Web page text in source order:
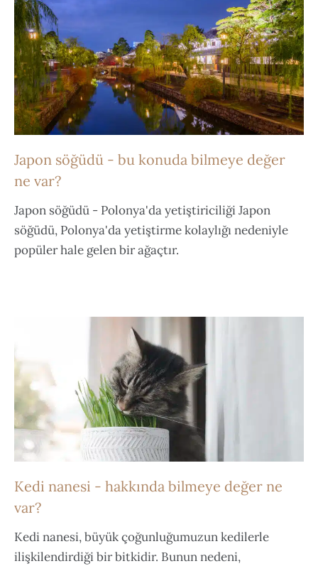
Japon söğüdü - bu konuda bilmeye değer
ne var?
Japon söğüdü - Polonya'da yetiştiriciliği Japon
söğüdü, Polonya'da yetiştirme kolaylığı nedeniyle
popüler hale gelen bir ağaçtır.
Kedi nanesi - hakkında bilmeye değer ne
var?
Kedi nanesi, büyük çoğunluğumuzun kedilerle
ilişkilendirdiği bir bitkidir. Bunun nedeni,